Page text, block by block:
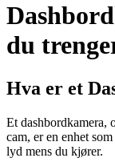
du
Hva er et
Et dashbordkamera,
cam, er en enhet
lyd mens du kjører.